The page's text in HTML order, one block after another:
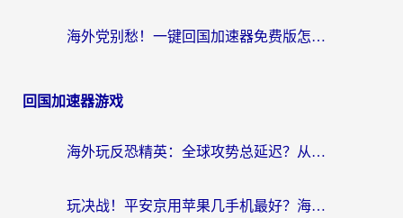
海外党别愁！一键回国加速器免费版怎么选？从踩坑到流畅访问的全攻略
回国加速器游戏
海外玩反恐精英：全球攻势总延迟？从瑞典玩神武4到外国玩黎明觉醒，选对加速器才是关键！
玩决战！平安京用苹果几手机最好？海外党必看的设备+加速器双攻略